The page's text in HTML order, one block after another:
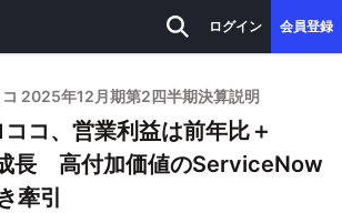
ログイン 会員登録
2025年12月期第2四半期決算説明
ココ、営業利益は前年比＋
長 高付加価値のServiceNow
牽引